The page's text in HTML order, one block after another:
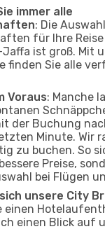
immer alle
: Die
für Ihre
ist groß. Mit
finden Sie alle
Voraus: Manche
der Buchung
Minute. Wir
zu buchen. So
Preise,
bei Flügen
unsere City
einen
einen Blick auf